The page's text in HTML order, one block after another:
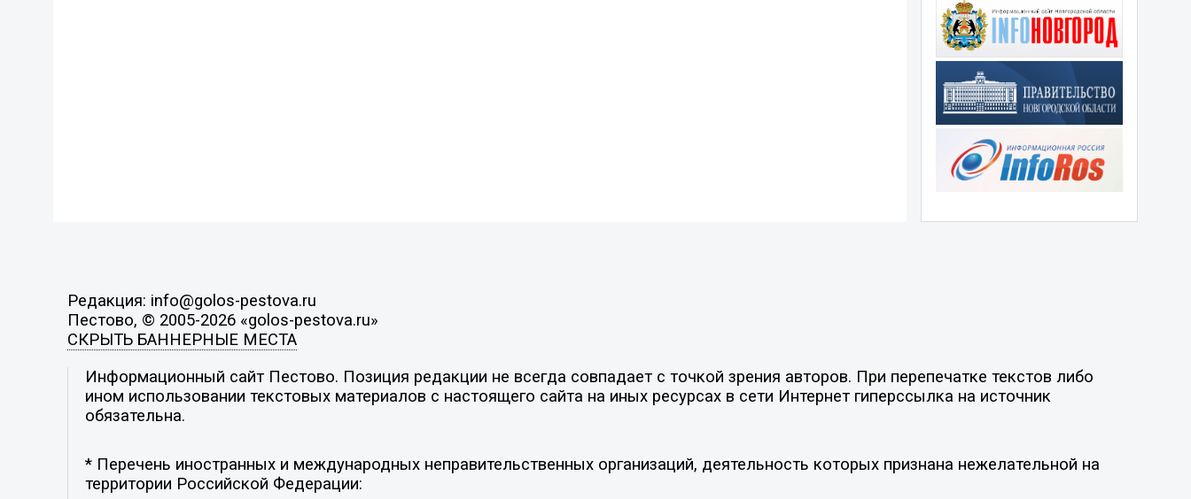
Редакция: info@golos-pestova.ru
Пестово, © 2005-2026 «golos-pestova.ru»
СКРЫТЬ БАННЕРНЫЕ МЕСТА
Информационный сайт Пестово. Позиция редакции не всегда совпадает с точкой зрения авторов. При перепечатке текстов либо
ином использовании текстовых материалов с настоящего сайта на иных ресурсах в сети Интернет гиперссылка на источник
обязательна.
* Перечень иностранных и международных неправительственных организаций, деятельность которых признана нежелательной на
территории Российской Федерации: